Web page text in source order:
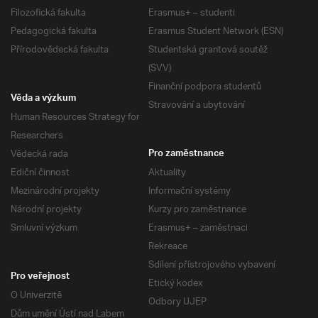
Filozofická fakulta
Pedagogická fakulta
Přírodovědecká fakulta
Erasmus+ – studenti
Erasmus Student Network (ESN)
Studentská grantová soutěž
(SVV)
Finanční podpora studentů
Stravování a ubytování
Věda a výzkum
Human Resources Strategy for
Researchers
Vědecká rada
Ediční činnost
Mezinárodní projekty
Národní projekty
Smluvní výzkum
Pro zaměstnance
Aktuality
Informační systémy
Kurzy pro zaměstnance
Erasmus+ – zaměstnaci
Rekreace
Sdílení přístrojového vybavení
Etický kodex
Odbory UJEP
Pro veřejnost
O Univerzitě